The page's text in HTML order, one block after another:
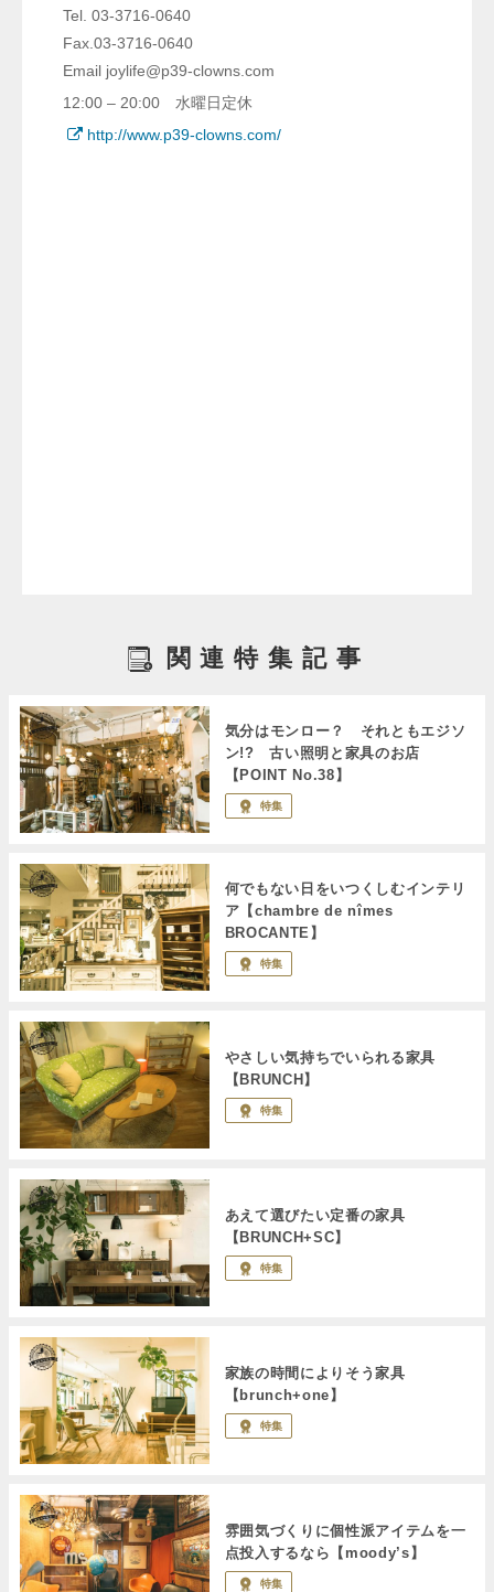
Tel. 03-3716-0640
Fax.03-3716-0640
Email joylife@p39-clowns.com
12:00 – 20:00 水曜日定休
http://www.p39-clowns.com/
関連特集記事
気分はモンロー？ それともエジソ
ン!? 古い照明と家具のお店
【POINT No.38】
特集
何でもない日をいつくしむインテリ
ア【chambre de nîmes
BROCANTE】
特集
やさしい気持ちでいられる家具
【BRUNCH】
特集
あえて選びたい定番の家具
【BRUNCH+SC】
特集
家族の時間によりそう家具
【brunch+one】
特集
雰囲気づくりに個性派アイテムを一
点投入するなら【moody’s】
特集